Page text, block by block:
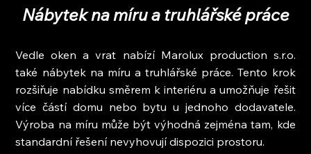
Nábytek na míru a truhlářské práce
Vedle oken a vrat nabízí Marolux production s.r.o.
také nábytek na míru a truhlářské práce. Tento krok
rozšiřuje nabídku směrem k interiéru a umožňuje řešit
více částí domu nebo bytu u jednoho dodavatele.
Výroba na míru může být výhodná zejména tam, kde
standardní řešení nevyhovují dispozici prostoru.